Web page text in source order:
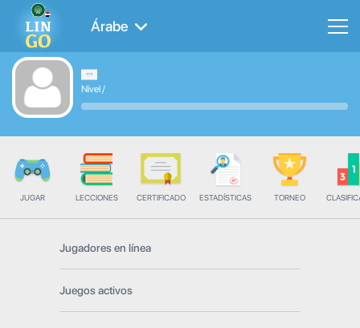
Árabe
Nivel/
JUGAR LECCIONES CERTIFICADO ESTADÍSTICAS TORNEO
Jugadores en línea
Juegos activos